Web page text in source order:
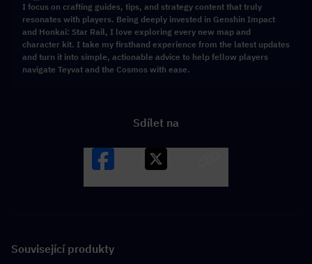
I focus on crafting guides, tips, and strategy content that truly
resonates with players. Being deeply invested in Genshin Impact
and Honkai: Star Rail, I love exploring every new map and
character kit. I take my firsthand experience from the latest updates
and turn it into simple, actionable advice to help fellow players
navigate Teyvat and the Cosmos with ease.
Sdílet na
Související produkty